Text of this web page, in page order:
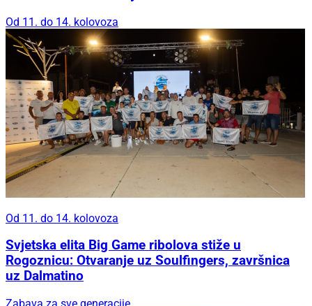
Od 11. do 14. kolovoza
Od 11. do 14. kolovoza
Svjetska elita Big Game ribolova stiže u
Rogoznicu: Otvaranje uz Soulfingers, završnica
uz Dalmatino